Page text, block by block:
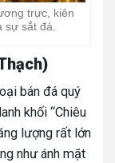
trực, kiên
sự sắt đá.
bán đá quý
khối “Chiêu
lượng rất lớn
như ánh mặt